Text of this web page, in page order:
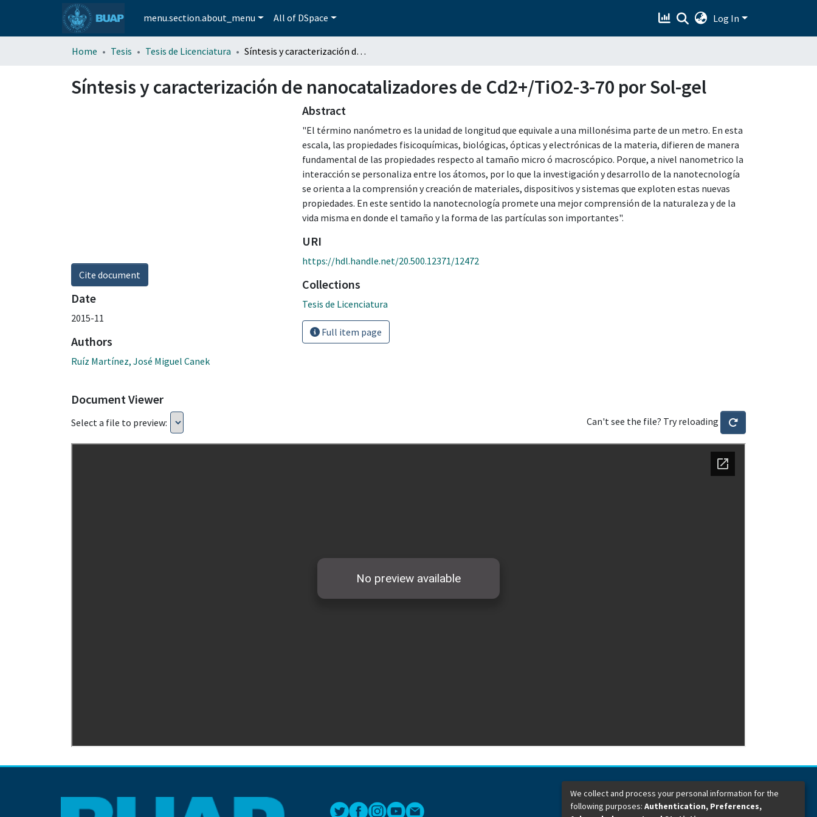
menu.section.about_menu All of DSpace Log In
Home Tesis Tesis de Licenciatura Síntesis y caracterización de nanocatalizadores de Cd2+/TiO2-3-70 por Sol-gel
Síntesis y caracterización de nanocatalizadores de Cd2+/TiO2-3-70 por Sol-gel
Cite document
Date
2015-11
Authors
Ruíz Martínez, José Miguel Canek
Abstract
"El término nanómetro es la unidad de longitud que equivale a una millonésima parte de un metro. En esta
escala, las propiedades fisicoquímicas, biológicas, ópticas y electrónicas de la materia, difieren de manera
fundamental de las propiedades respecto al tamaño micro ó macroscópico. Porque, a nivel nanometrico la
interacción se personaliza entre los átomos, por lo que la investigación y desarrollo de la nanotecnología
se orienta a la comprensión y creación de materiales, dispositivos y sistemas que exploten estas nuevas
propiedades. En este sentido la nanotecnología promete una mejor comprensión de la naturaleza y de la
vida misma en donde el tamaño y la forma de las partículas son importantes".
URI
https://hdl.handle.net/20.500.12371/12472
Collections
Tesis de Licenciatura
Full item page
Document Viewer
Select a file to preview: Can't see the file? Try reloading
Dirección General de Bibliotecas
We collect and process your personal information for the
following purposes: Authentication, Preferences,